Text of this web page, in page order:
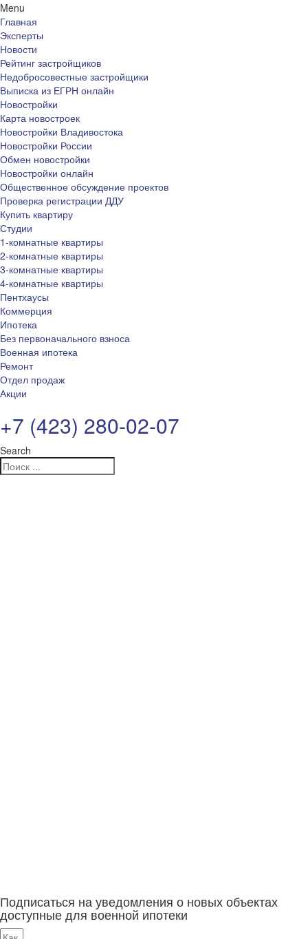
Menu
Главная
Эксперты
Новости
Рейтинг застройщиков
Недобросовестные застройщики
Выписка из ЕГРН онлайн
Новостройки
Карта новостроек
Новостройки Владивостока
Новостройки России
Обмен новостройки
Новостройки онлайн
Общественное обсуждение проектов
Проверка регистрации ДДУ
Купить квартиру
Студии
1-комнатные квартиры
2-комнатные квартиры
3-комнатные квартиры
4-комнатные квартиры
Пентхаусы
Коммерция
Ипотека
Без первоначального взноса
Военная ипотека
Ремонт
Отдел продаж
Акции
+7 (423) 280-02-07
Search
Подписаться на уведомления о новых объектах
доступные для военной ипотеки